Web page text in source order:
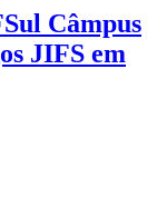
Câmpus
JIFS em